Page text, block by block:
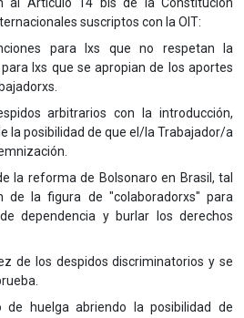
al Artículo 14 bis de la Constitución
suscriptos con la OIT:
para lxs que no respetan la
lxs que se apropian de los aportes
arbitrarios con la introducción,
la posibilidad de que el/la Trabajador/a
la reforma de Bolsonaro en Brasil, tal
de la figura de "colaboradorxs" para
dependencia y burlar los derechos
de los despidos discriminatorios y se
huelga abriendo la posibilidad de